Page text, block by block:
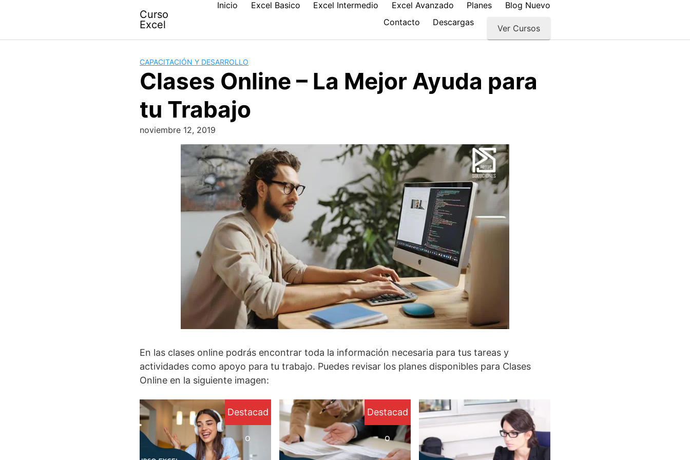
Curso
Excel
Inicio Excel Basico Excel Intermedio Excel Avanzado Planes
Blog Nuevo
Contacto
Descargas
Ver Cursos
CAPACITACIÓN Y DESARROLLO
Clases Online – La Mejor Ayuda para
tu Trabajo
noviembre 12, 2019
En las clases online podrás encontrar toda la información necesaria para tus tareas y
actividades como apoyo para tu trabajo. Puedes revisar los planes disponibles para Clases
Online en la siguiente imagen:
Destacad
o
Destacad
o